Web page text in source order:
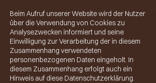
Beim Aufruf unserer Website wird der Nutzer
über die Verwendung von Cookies zu
Analysezwecken informiert und seine
Einwilligung zur Verarbeitung der in diesem
Zusammenhang verwendeten
personenbezogenen Daten eingeholt. In
diesem Zusammenhang erfolgt auch ein
Hinweis auf diese Datenschutzerklärung.